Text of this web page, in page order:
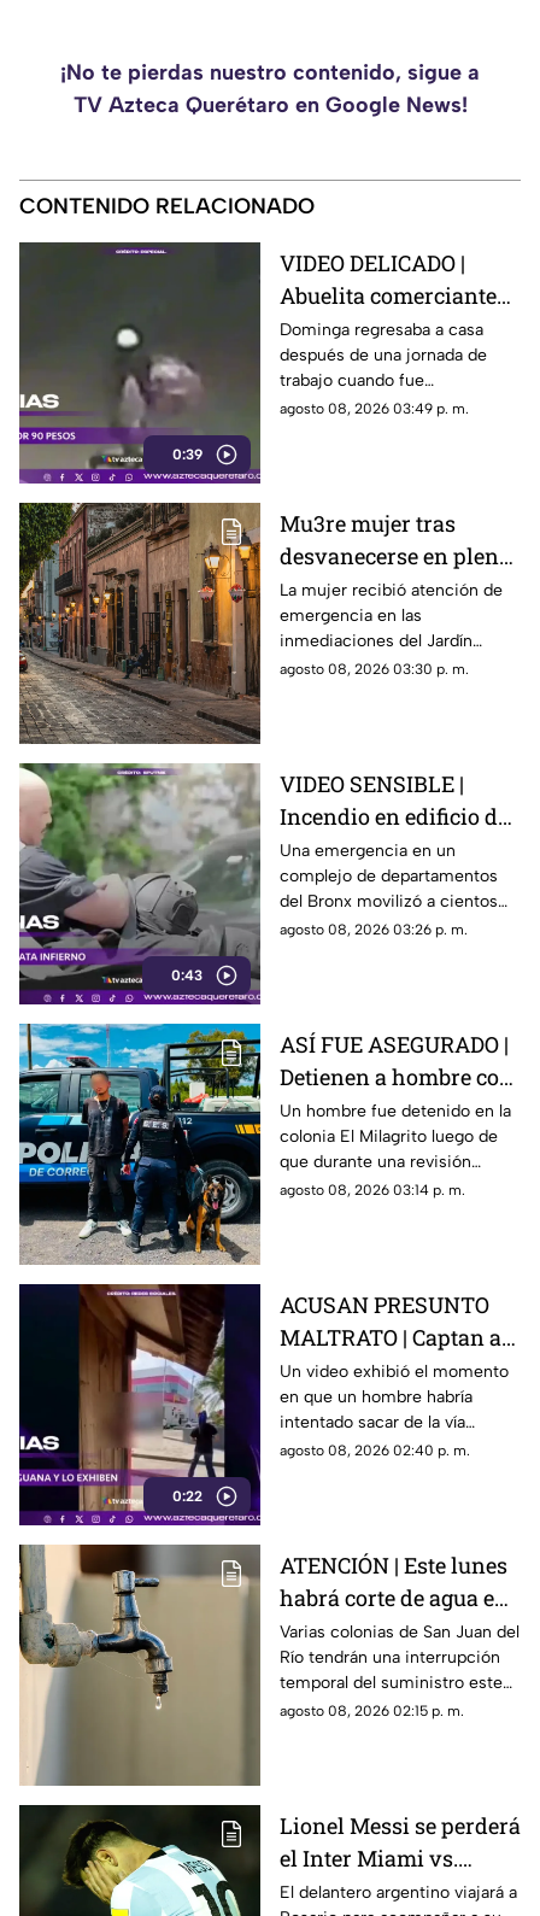
¡No te pierdas nuestro contenido, sigue a
TV Azteca Querétaro en Google News!
CONTENIDO RELACIONADO
0:39
VIDEO DELICADO |
Abuelita comerciante
es as3sin4da en Puebla
por 90 pesos
Dominga regresaba a casa
después de una jornada de
trabajo cuando fue
interceptada por un hombre
agosto 08, 2026 03:49 p. m.
Mu3re mujer tras
desvanecerse en plena
vía pública en el Centro
Histórico de Querétaro
La mujer recibió atención de
emergencia en las
inmediaciones del Jardín
Corregidora, pero los
agosto 08, 2026 03:30 p. m.
0:43
VIDEO SENSIBLE |
Incendio en edificio de
Nueva York deja un
mu3rto y 14 heridos
Una emergencia en un
complejo de departamentos
del Bronx movilizó a cientos
de bomberos y dejó víctimas
agosto 08, 2026 03:26 p. m.
ASÍ FUE ASEGURADO |
Detienen a hombre con
un arma artesanal y
llaves limadas
Un hombre fue detenido en la
colonia El Milagrito luego de
que durante una revisión
preventiva le encontraran un
agosto 08, 2026 03:14 p. m.
0:22
ACUSAN PRESUNTO
MALTRATO | Captan a
repartidor cuando
intenta llevarse una
iguana verde
Un video exhibió el momento
en que un hombre habría
intentado sacar de la vía
pública a una iguana para
agosto 08, 2026 02:40 p. m.
ATENCIÓN | Este lunes
habrá corte de agua en
estas cinco zonas; estás
son las colonias
afectadas
Varias colonias de San Juan del
Río tendrán una interrupción
temporal del suministro este
10 de agosto debido a trabajos
agosto 08, 2026 02:15 p. m.
Lionel Messi se perderá
el Inter Miami vs.
Rayados en la Leagues
El delantero argentino viajará a